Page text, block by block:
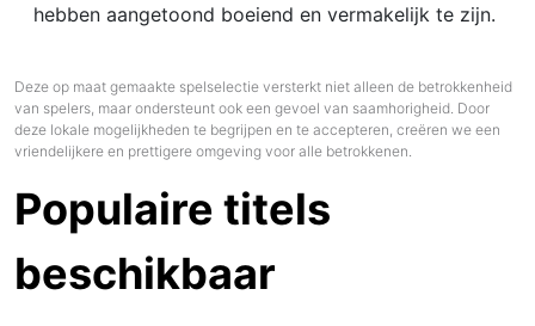
hebben aangetoond boeiend en vermakelijk te zijn.
Deze op maat gemaakte spelselectie versterkt niet alleen de betrokkenheid
van spelers, maar ondersteunt ook een gevoel van saamhorigheid. Door
deze lokale mogelijkheden te begrijpen en te accepteren, creëren we een
vriendelijkere en prettigere omgeving voor alle betrokkenen.
Populaire titels
beschikbaar